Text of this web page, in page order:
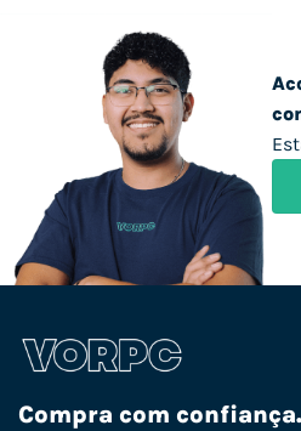
Compra com confiança.